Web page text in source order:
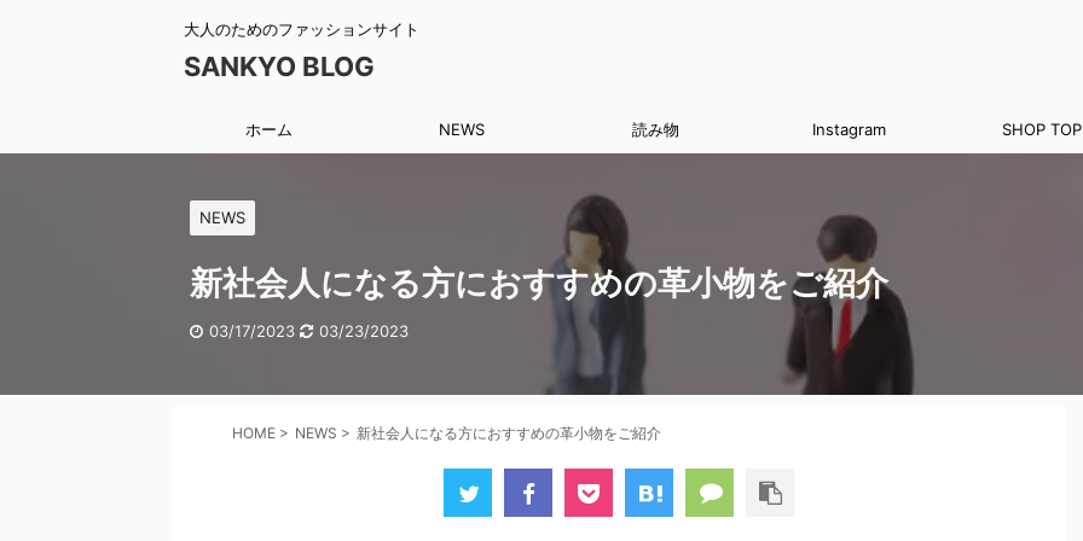
大人のためのファッションサイト
SANKYO BLOG
ホーム NEWS 読み物 Instagram SHOP TOP
NEWS
新社会人になる方におすすめの革小物をご紹介
03/17/2023 03/23/2023
HOME > NEWS > 新社会人になる方におすすめの革小物をご紹介